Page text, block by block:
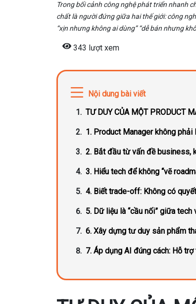
Trong bối cảnh công nghệ phát triển nhanh
chất là người đứng giữa hai thế giới: công
“xịn nhưng không ai dùng” “dễ bán nhưng
343 lượt xem
Nội dung bài viết
TƯ DUY CỦA MỘT PRODUCT
1. Product Manager không phải
2. Bắt đầu từ vấn đề business,
3. Hiểu tech để không “vẽ
4. Biết trade-off: Không có
5. Dữ liệu là “cầu nối” giữa
6. Xây dựng tư duy sản phẩm
7. Áp dụng AI đúng cách: Hỗ